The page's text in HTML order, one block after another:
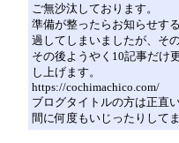
ご無沙汰しております。
準備が整ったらお知らせす
過してしまいましたが、そ
その後ようやく10記事だけ
し上げます。
https://cochimachico.com/
ブログタイトルの方は正直
間に何度もいじったりしてま